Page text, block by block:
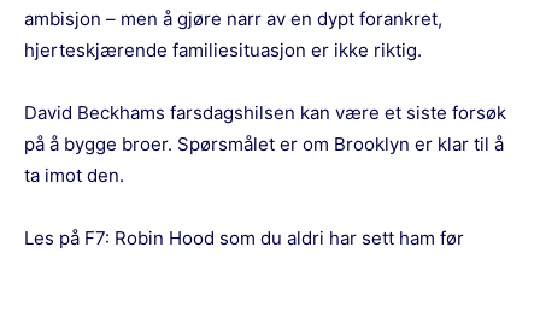
ambisjon – men å gjøre narr av en dypt forankret,
hjerteskjærende familiesituasjon er ikke riktig.
David Beckhams farsdagshilsen kan være et siste forsøk
på å bygge broer. Spørsmålet er om Brooklyn er klar til å
ta imot den.
Les på F7: Robin Hood som du aldri har sett ham før